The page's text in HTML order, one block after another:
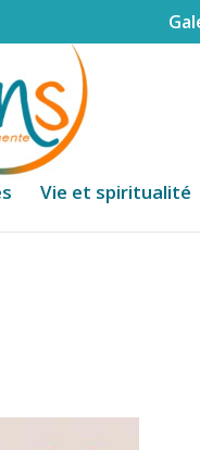
Vie et spiritualité